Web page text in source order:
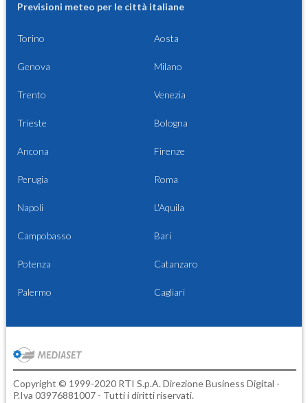
Previsioni meteo per le città italiane
Torino Aosta
Genova Milano
Trento Venezia
Trieste Bologna
Ancona Firenze
Perugia Roma
Napoli L'Aquila
Campobasso Bari
Potenza Catanzaro
Palermo Cagliari
Copyright © 1999-2020 RTI S.p.A. Direzione Business Digital -
P.Iva 03976881007 - Tutti i diritti riservati.